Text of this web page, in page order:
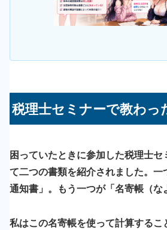
税理士セミナーで教わっ
困っていたときに参加した税理士セ
て二つの書類を紹介されました。一
通知書」。もう一つが「名寄帳（な
私はこの名寄帳を使って計算する